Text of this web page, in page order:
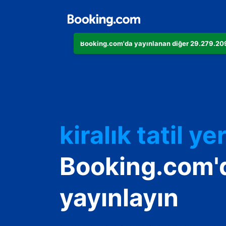
Booking.com'da yayınlanan diğer
kiralık tatil
Konukevinizi
Oda ve
yayınlayın